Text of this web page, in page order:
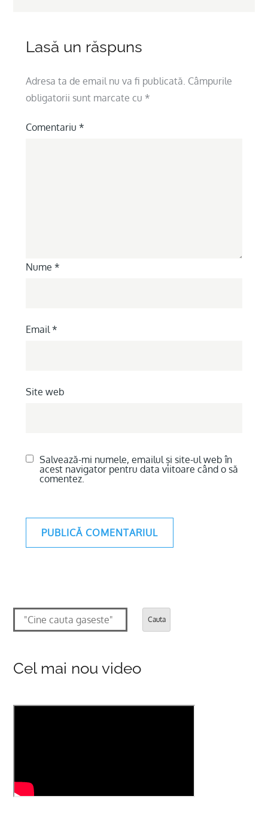
Lasă un răspuns
Adresa ta de email nu va fi publicată. Câmpurile
obligatorii sunt marcate cu *
Comentariu *
Nume *
Email*
Site web
Salvează-mi numele, emailul și site-ul web în
acest navigator pentru data viitoare când o să
comentez.
Cauta
Cel mai nou video